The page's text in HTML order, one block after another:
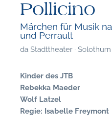
Pollicino
Märchen für Musik
und Perrault
daStadttheater · Solothurn
Kinder des JTB
Rebekka Maeder
Wolf Latzel
Regie: Isabelle Freymont